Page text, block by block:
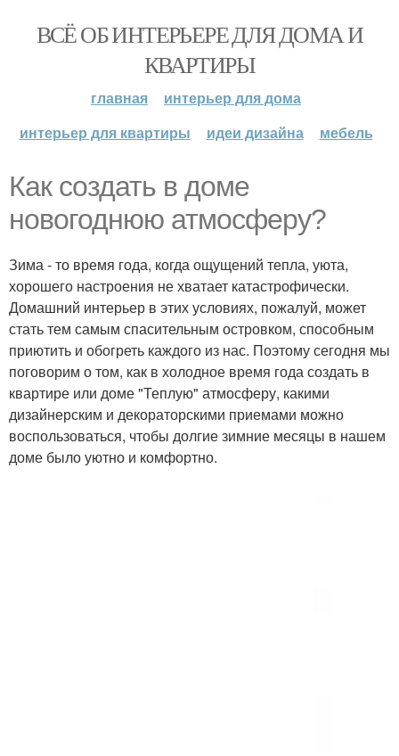
ВСЁ ОБ ИНТЕРЬЕРЕ ДЛЯ ДОМА И
КВАРТИРЫ
главная
интерьер для дома
интерьер для квартиры
идеи дизайна мебель
Как создать в доме
новогоднюю атмосферу?
Зима - то время года, когда ощущений тепла, уюта,
хорошего настроения не хватает катастрофически.
Домашний интерьер в этих условиях, пожалуй, может
стать тем самым спасительным островком, способным
приютить и обогреть каждого из нас. Поэтому сегодня мы
поговорим о том, как в холодное время года создать в
квартире или доме "Теплую" атмосферу, какими
дизайнерским и декораторскими приемами можно
воспользоваться, чтобы долгие зимние месяцы в нашем
доме было уютно и комфортно.